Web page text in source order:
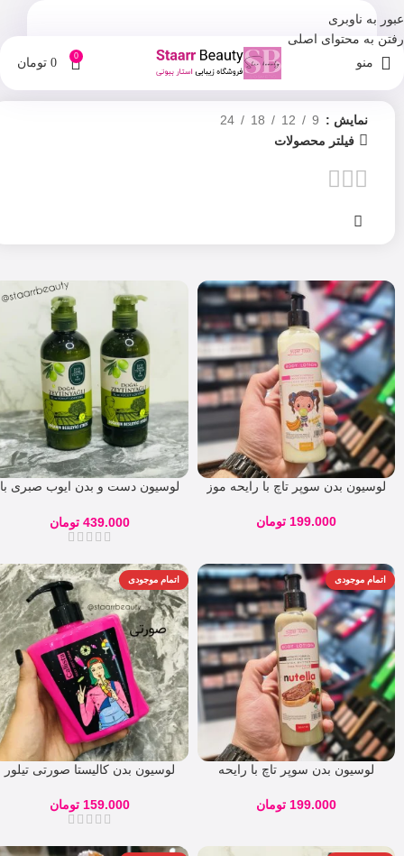
عبور به ناوبری
رفتن به محتوای اصلی
منو 0
0 تومان
نمایش 9
12
18
24
فیلتر محصولات
لوسیون بدن سوپر تاچ با رایحه موز
199.000 تومان
لوسیون دست و بدن ایوب صبری با
439.000 تومان
اتمام موجودی
لوسیون بدن سوپر تاچ با رایحه
199.000 تومان
اتمام موجودی
لوسیون بدن کالیستا صورتی تیلور
159.000 تومان